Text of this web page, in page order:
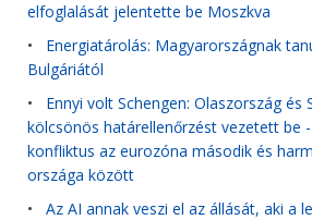
elfoglalását jelentette be Moszkva
• Energiatárolás: Magyarországnak
Bulgáriától
• Ennyi volt Schengen: Olaszország és
kölcsönös határellenőrzést vezetett be
konfliktus az eurozóna második és
országa között
• Az AI annak veszi el az állását, aki a